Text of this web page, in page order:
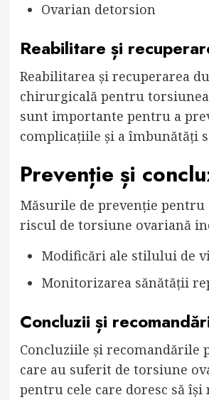
Ovarian detorsion
Reabilitare și
Reabilitarea și recuperarea
chirurgicală pentru
sunt importante pentru a
complicațiile și a îmbunătăți
Prevenție și
Măsurile de prevenție pentru
riscul de torsiune ovariană
Modificări ale stilului de
Monitorizarea sănătății
Concluzii și
Concluziile și recomandările
care au suferit de torsiune
pentru cele care doresc să